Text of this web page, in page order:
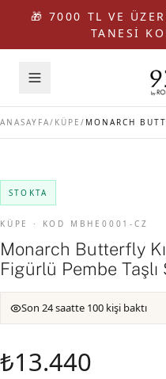
🎁 7000 TL VE
TANESİ
ANASAYFA/ KÜPE /
STOKTA
KÜPE · KOD MBHE0001-CZ
Monarch Butterfly
Figürlü Pembe Taşlı
Son 24 saatte 100 kişi baktı
₺13.440